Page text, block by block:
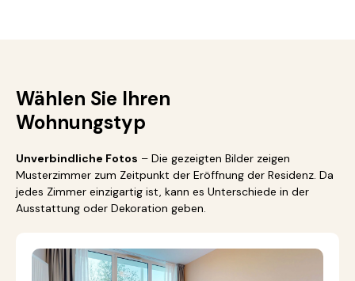
Wählen Sie Ihren
Wohnungstyp
Unverbindliche Fotos – Die gezeigten Bilder zeigen
Musterzimmer zum Zeitpunkt der Eröffnung der Residenz. Da
jedes Zimmer einzigartig ist, kann es Unterschiede in der
Ausstattung oder Dekoration geben.